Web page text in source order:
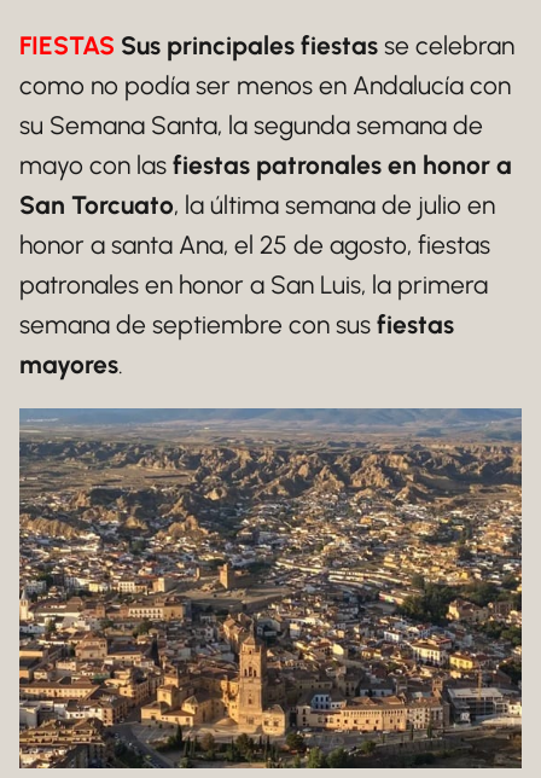
FIESTAS Sus principales fiestas se celebran
como no podía ser menos en Andalucía con
su Semana Santa, la segunda semana de
mayo con las fiestas patronales en honor a
San Torcuato, la última semana de julio en
honor a santa Ana, el 25 de agosto, fiestas
patronales en honor a San Luis, la primera
semana de septiembre con sus fiestas
mayores.